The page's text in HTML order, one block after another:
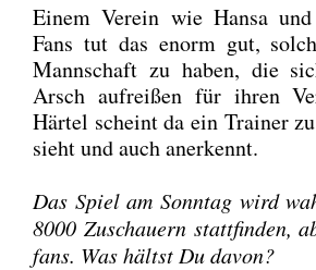
Einem Ver­ein wie Han­sa
Fans tut das enorm gut,
Mann­schaft zu haben, die
Arsch auf­rei­ßen für ihren
Här­tel scheint da ein Trai­ner
sieht und auch aner­kennt.
Das Spiel am Sonn­tag wird
8000 Zuschau­ern statt­fin­den,
fans. Was hältst Du davon?